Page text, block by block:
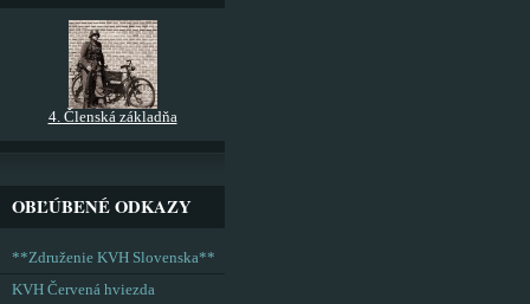
4. Členská základňa
OBĽÚBENÉ ODKAZY
**Združenie KVH Slovenska**
KVH Červená hviezda